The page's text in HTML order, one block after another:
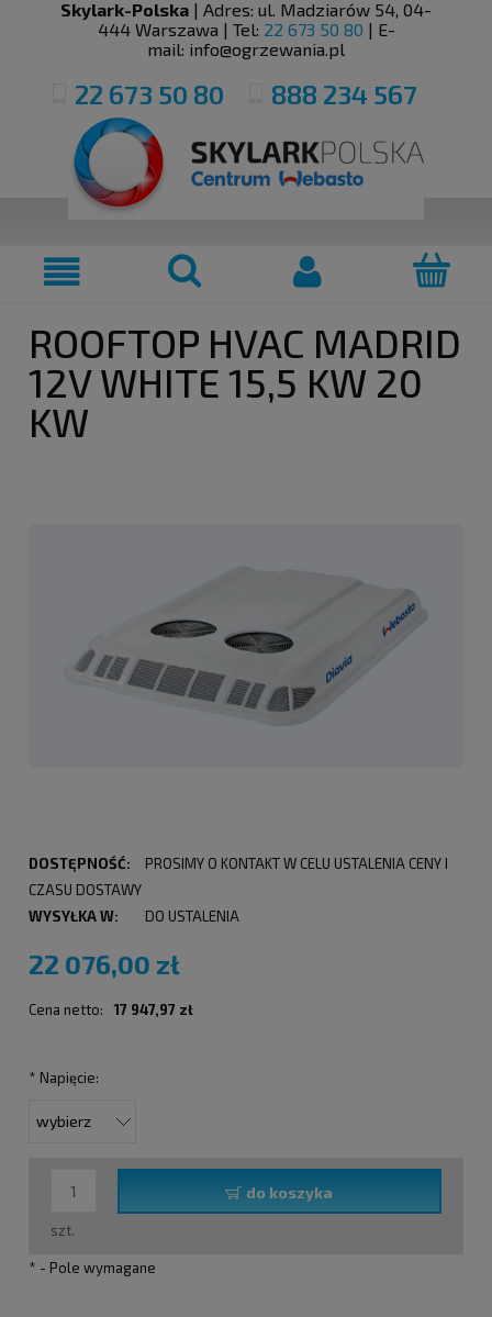
Skylark-Polska | Adres: ul. Madziarów 54, 04-
444 Warszawa | Tel: 22 673 50 80 | E-
mail: info@ogrzewania.pl
22 673 50 80 888 234 567
ROOFTOP HVAC MADRID
12V WHITE 15,5 KW 20
KW
DOSTĘPNOŚĆ:
PROSIMY O KONTAKT W CELU USTALENIA CENY I
CZASU DOSTAWY
WYSYŁKA W:
DO USTALENIA
22 076,00 zł
Cena netto: 17 947,97 zł
* Napięcie:
szt.
do koszyka
* - Pole wymagane